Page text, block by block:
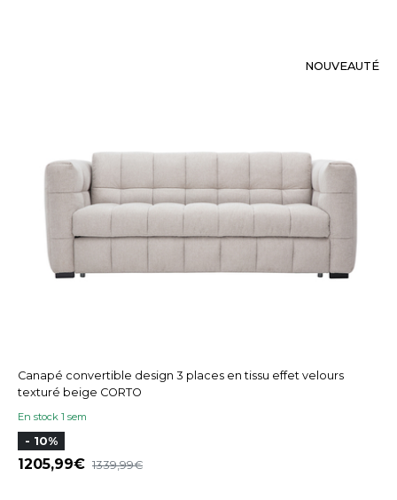
NOUVEAUTÉ
Canapé convertible design 3 places en tissu effet velours
texturé beige CORTO
En stock 1 sem
- 10%
1205,99 1339,99